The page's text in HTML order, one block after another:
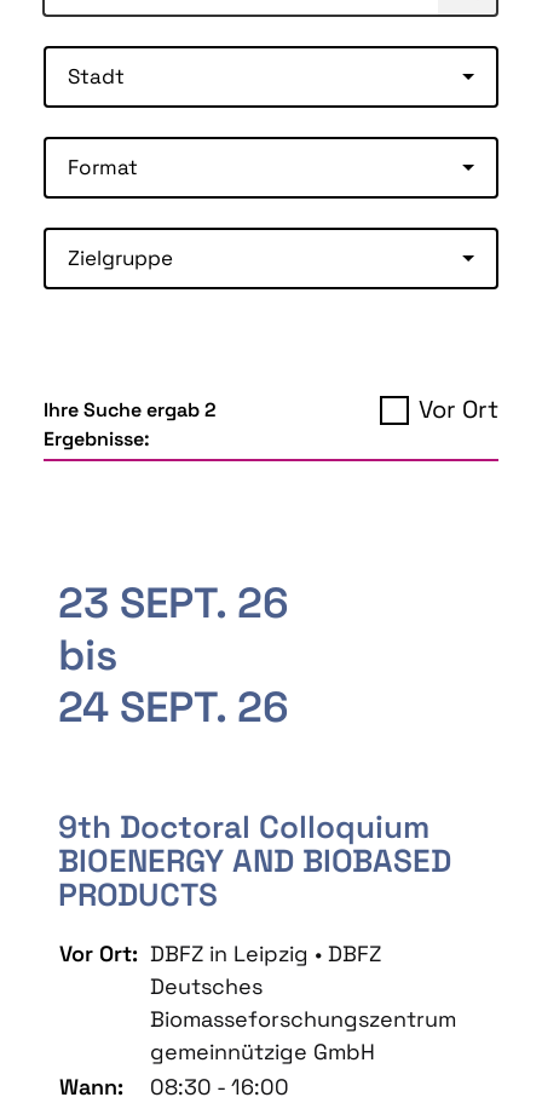
Stadt
Format
Zielgruppe
Ihre Suche ergab 2
Ergebnisse:
Vor Ort
23 SEPT. 26
bis
24 SEPT. 26
9th Doctoral Colloquium
BIOENERGY AND BIOBASED
PRODUCTS
Vor Ort: DBFZ in Leipzig • DBFZ
Deutsches
Biomasseforschungszentrum
gemeinnützige GmbH
Wann:
08:30 - 16:00